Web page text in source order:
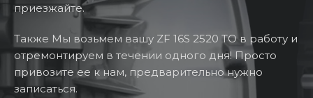
приезжайте.
Также Мы возьмем вашу ZF 16S 2520 TO в работу и
отремонтируем в течении одного дня! Просто
привозите ее к нам, предварительно нужно
записаться.